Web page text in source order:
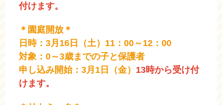
付けます。
＊園庭開放＊
日時：3月16日（土）11：00～12：00
対象：0～3歳までの子と保護者
申し込み開始：3月1日（金） 13時から受け付
けます。